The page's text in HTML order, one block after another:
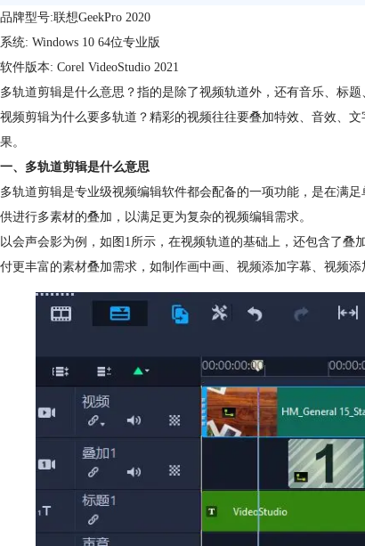
品牌型号:联想GeekPro 2020
系统: Windows 10 64位专业版
软件版本: Corel VideoStudio 2021
多轨道剪辑是什么意思？指的是除了视频轨道外，还有音乐、标
视频剪辑为什么要多轨道？精彩的视频往往要叠加特效、音效、
果。
一、多轨道剪辑是什么意思
多轨道剪辑是专业级视频编辑软件都会配备的一项功能，是在满
供进行多素材的叠加，以满足更为复杂的视频编辑需求。
以会声会影为例，如图1所示，在视频轨道的基础上，还包含了
付更丰富的素材叠加需求，如制作画中画、视频添加字幕、视频添